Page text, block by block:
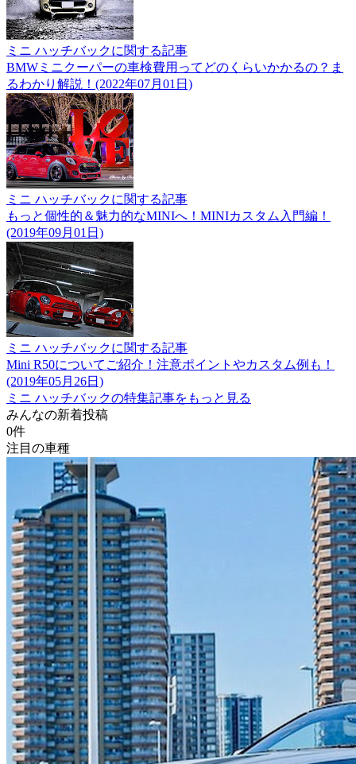
ミニ ハッチバックに関する記事
BMWミニクーパーの車検費用ってどのくらいかかるの？ま
るわかり解説！(2022年07月01日)
ミニ ハッチバックに関する記事
もっと個性的＆魅力的なMINIへ！MINIカスタム入門編！
(2019年09月01日)
ミニ ハッチバックに関する記事
Mini R50についてご紹介！注意ポイントやカスタム例も！
(2019年05月26日)
ミニ ハッチバックの特集記事をもっと見る
みんなの新着投稿
0件
注目の車種